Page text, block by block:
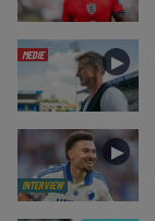
MEDIE ►
INTERVIEW
►